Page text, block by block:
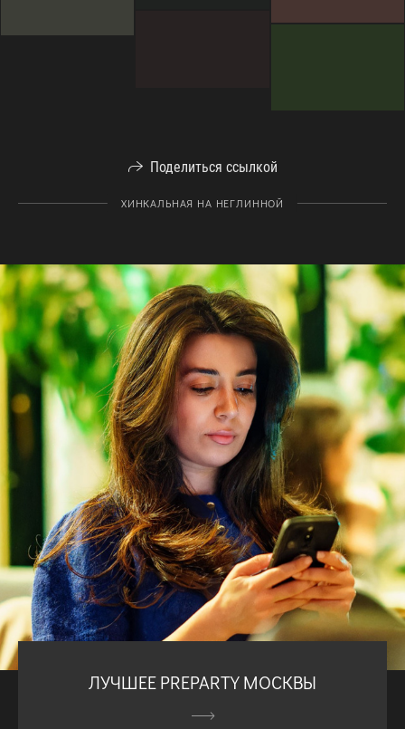
Поделиться ссылкой
ХИНКАЛЬНАЯ НА НЕГЛИННОЙ
ЛУЧШЕЕ PREPARTY МОСКВЫ